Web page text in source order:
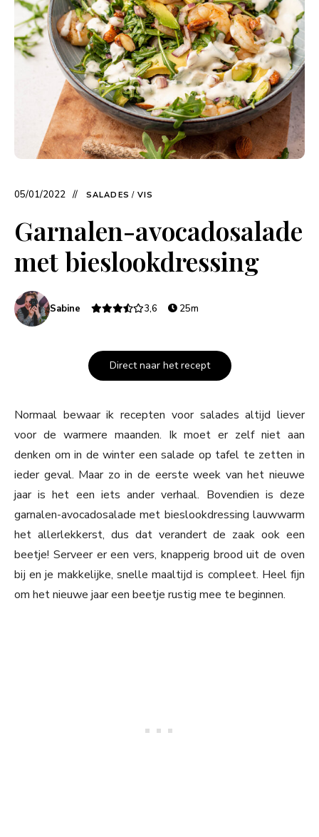
05/01/2022 SALADES / VIS
Garnalen-avocadosalade
met bieslookdressing
Sabine 3,6 25m
Direct naar het recept
Normaal bewaar ik recepten voor salades altijd liever
voor de warmere maanden. Ik moet er zelf niet aan
denken om in de winter een salade op tafel te zetten in
ieder geval. Maar zo in de eerste week van het nieuwe
jaar is het een iets ander verhaal. Bovendien is deze
garnalen-avocadosalade met bieslookdressing lauwwarm
het allerlekkerst, dus dat verandert de zaak ook een
beetje! Serveer er een vers, knapperig brood uit de oven
bij en je makkelijke, snelle maaltijd is compleet. Heel fijn
om het nieuwe jaar een beetje rustig mee te beginnen.